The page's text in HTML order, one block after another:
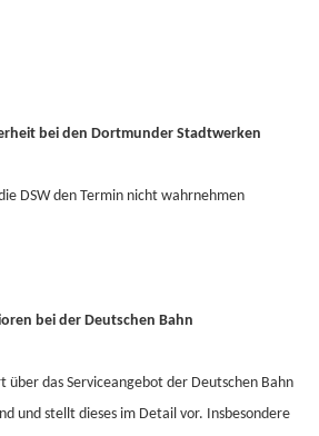
bei den Dortmunder Stadtwerken
DSW den Termin nicht wahrnehmen
bei der Deutschen Bahn
über das Serviceangebot der Deutschen Bahn
und stellt dieses im Detail vor. Insbesondere